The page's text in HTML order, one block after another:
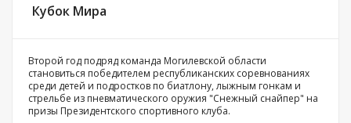
Кубок Мира
Второй год подряд команда Могилевской области
становиться победителем республиканских соревнованиях
среди детей и подростков по биатлону, лыжным гонкам и
стрельбе из пневматического оружия "Снежный снайпер" на
призы Президентского спортивного клуба.